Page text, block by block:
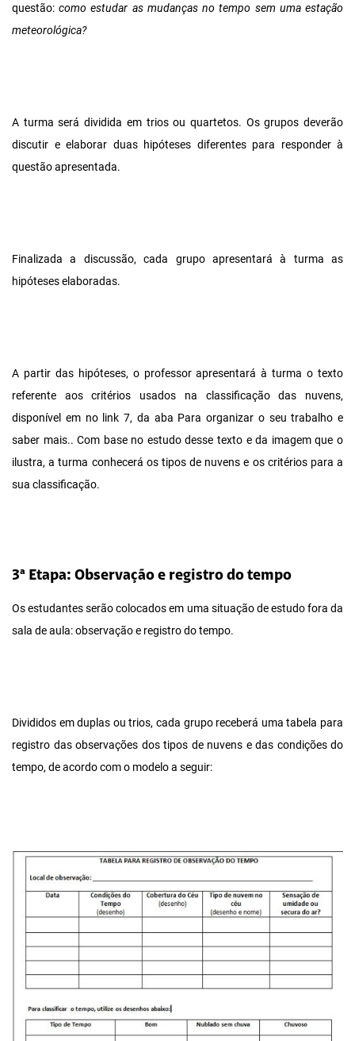
questão:como estudar as mudanças no tempo sem uma estação
meteorológica?
A turma será dividida em trios ou quartetos. Os grupos deverão
discutir e elaborar duas hipóteses diferentes para responder à
questão apresentada.
Finalizada a discussão, cada grupo apresentará à turma as
hipóteses elaboradas.
A partir das hipóteses, o professor apresentará à turma o texto
referente aos critérios usados na classificação das nuvens,
disponível em no link 7, da aba Para organizar o seu trabalho e
saber mais.. Com base no estudo desse texto e da imagem que o
ilustra, a turma conhecerá os tipos de nuvens e os critérios para a
sua classificação.
3ª Etapa: Observação e registro do tempo
Os estudantes serão colocados em uma situação de estudo fora da
sala de aula: observação e registro do tempo.
Divididos em duplas ou trios, cada grupo receberá uma tabela para
registro das observações dos tipos de nuvens e das condições do
tempo, de acordo com o modelo a seguir: